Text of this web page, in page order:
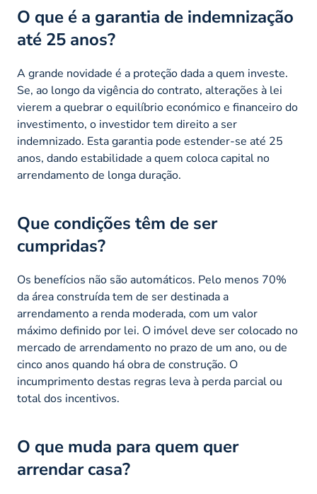
O que é a garantia de indemnização
até 25 anos?
A grande novidade é a proteção dada a quem investe.
Se, ao longo da vigência do contrato, alterações à lei
vierem a quebrar o equilíbrio económico e financeiro do
investimento, o investidor tem direito a ser
indemnizado. Esta garantia pode estender-se até 25
anos, dando estabilidade a quem coloca capital no
arrendamento de longa duração.
Que condições têm de ser
cumpridas?
Os benefícios não são automáticos. Pelo menos 70%
da área construída tem de ser destinada a
arrendamento a renda moderada, com um valor
máximo definido por lei. O imóvel deve ser colocado no
mercado de arrendamento no prazo de um ano, ou de
cinco anos quando há obra de construção. O
incumprimento destas regras leva à perda parcial ou
total dos incentivos.
O que muda para quem quer
arrendar casa?